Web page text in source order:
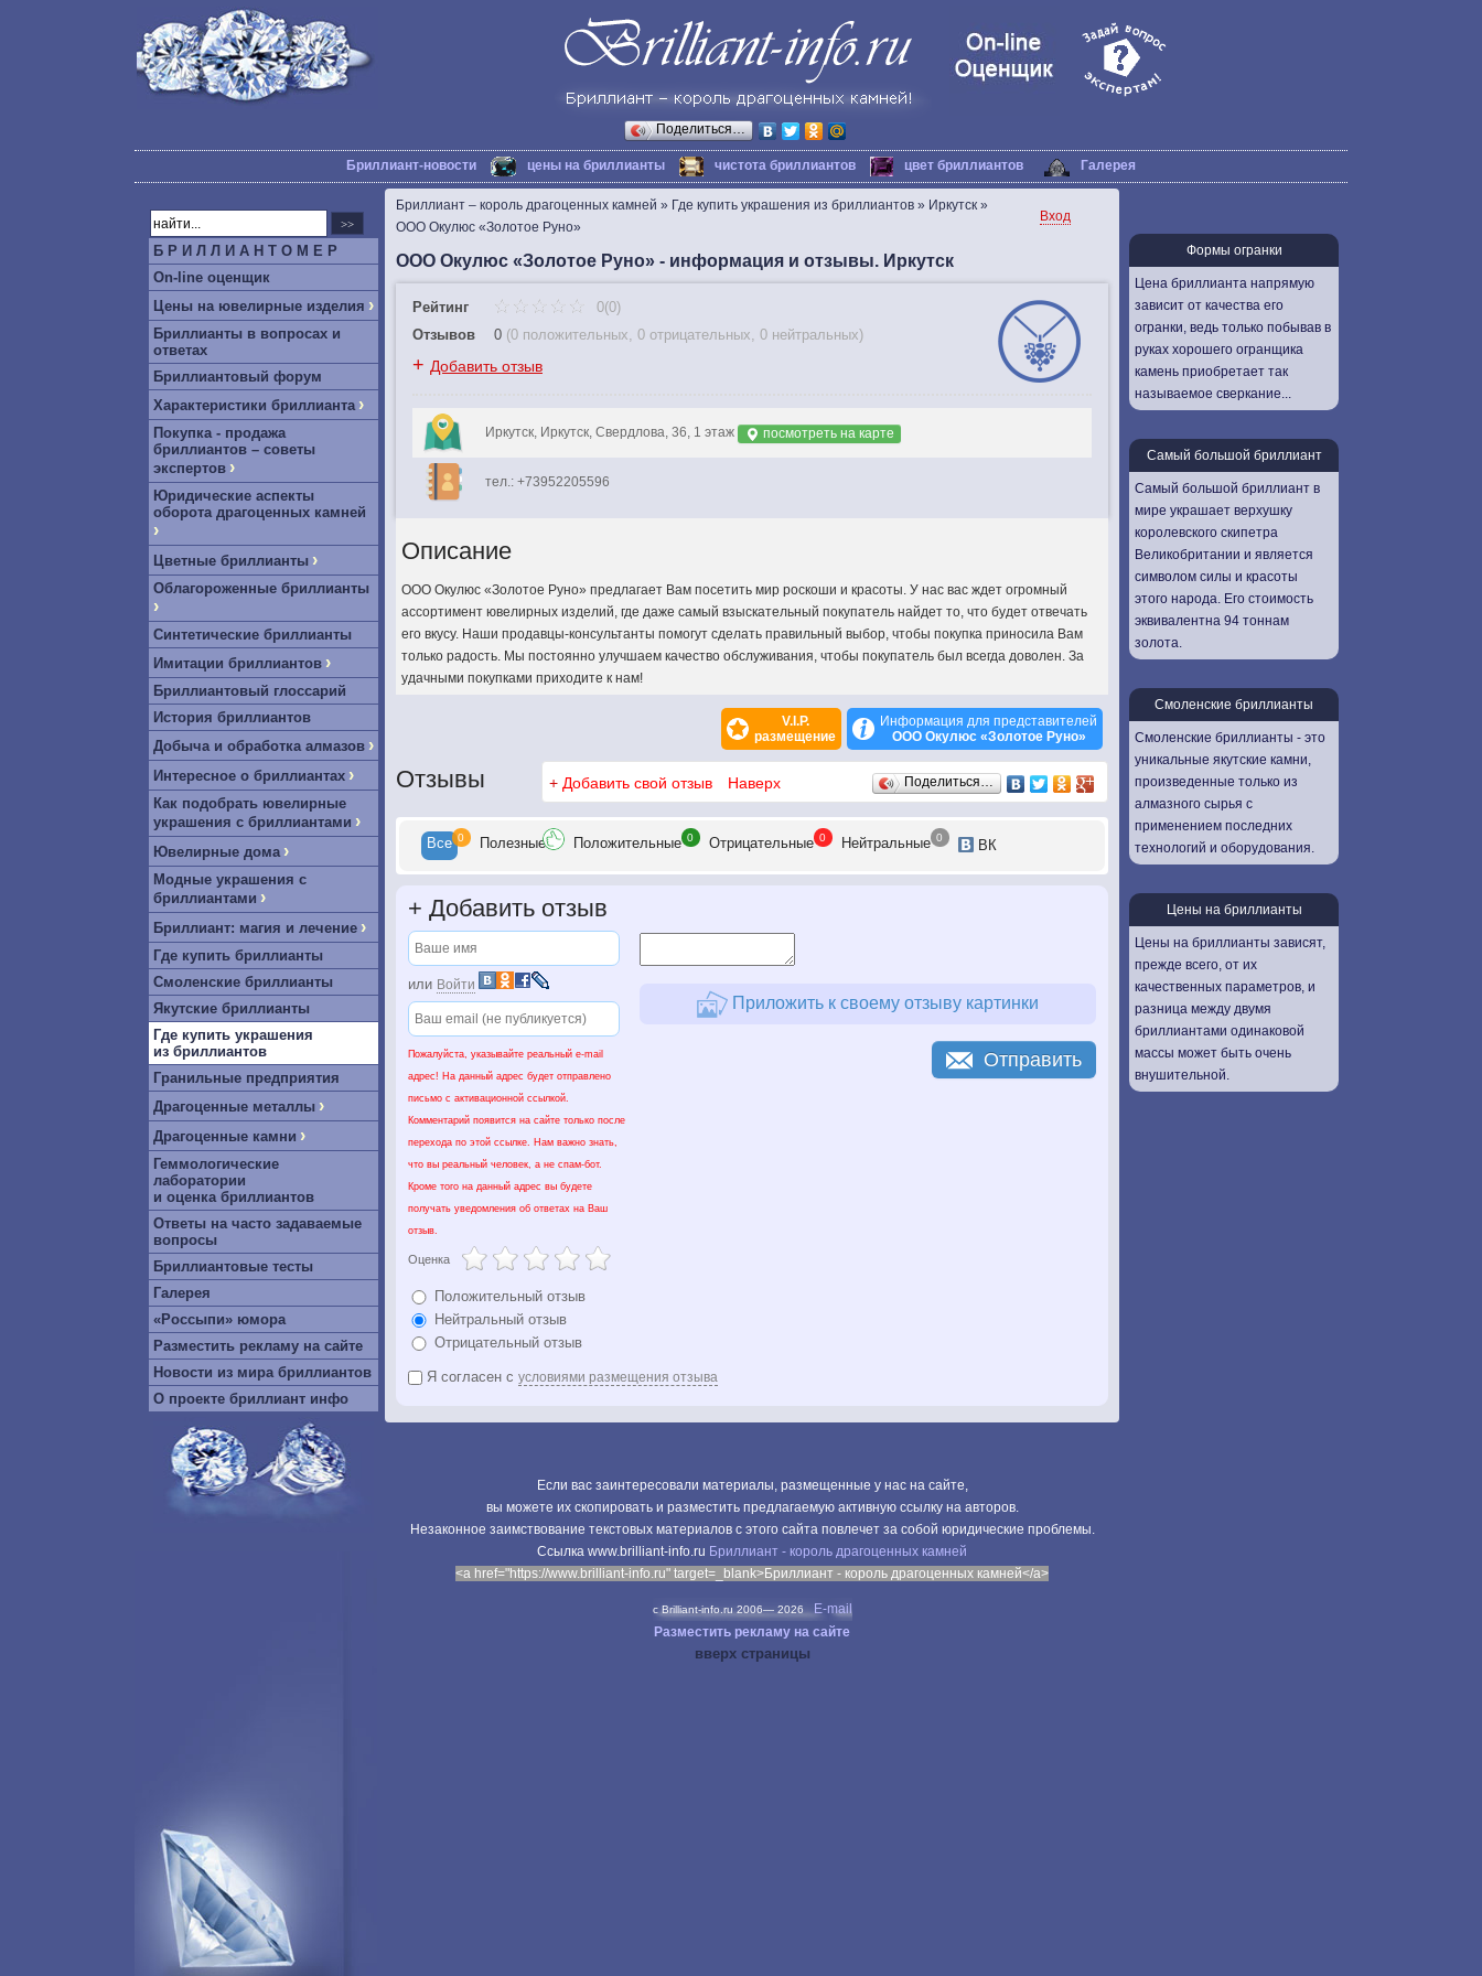
Поделиться…
Бриллиант-новости цены на бриллианты чистота бриллиантов цвет бриллиантов Галерея
Б Р И Л Л И А Н Т О М Е Р
On-line оценщик
Цены на ювелирные изделия ›
Бриллианты в вопросах и
ответах
Бриллиантовый форум
Характеристики бриллианта ›
Покупка - продажа
бриллиантов – советы
экспертов ›
Юридические аспекты
оборота драгоценных камней
›
Цветные бриллианты ›
Облагороженные бриллианты
›
Синтетические бриллианты
Имитации бриллиантов ›
Бриллиантовый глоссарий
История бриллиантов
Добыча и обработка алмазов ›
Интересное о бриллиантах ›
Как подобрать ювелирные
украшения с бриллиантами ›
Ювелирные дома ›
Модные украшения с
бриллиантами ›
Бриллиант: магия и лечение ›
Где купить бриллианты
Смоленские бриллианты
Якутские бриллианты
Где купить украшения
из бриллиантов
Гранильные предприятия
Драгоценные металлы ›
Драгоценные камни ›
Геммологические
лаборатории
и оценка бриллиантов
Ответы на часто задаваемые
вопросы
Бриллиантовые тесты
Галерея
«Россыпи» юмора
Разместить рекламу на сайте
Новости из мира бриллиантов
О проекте бриллиант инфо
Бриллиант – король драгоценных камней » Где купить украшения из бриллиантов » Иркутск »
ООО Окулюс «Золотое Руно»
Вход
ООО Окулюс «Золотое Руно» - информация и отзывы. Иркутск
Рейтинг
0(0)
Отзывов
0 (0 положительных, 0 отрицательных, 0 нейтральных)
+ Добавить отзыв
Иркутск, Иркутск, Свердлова, 36, 1 этаж посмотреть на карте
тел.: +73952205596
Описание
ООО Окулюс «Золотое Руно» предлагает Вам посетить мир роскоши и красоты. У нас вас ждет огромный
ассортимент ювелирных изделий, где даже самый взыскательный покупатель найдет то, что будет отвечать
его вкусу. Наши продавцы-консультанты помогут сделать правильный выбор, чтобы покупка приносила Вам
только радость. Мы постоянно улучшаем качество обслуживания, чтобы покупатель был всегда доволен. За
удачными покупками приходите к нам!
V.I.P.
размещение
Информация для представителей
ООО Окулюс «Золотое Руно»
Отзывы + Добавить свой отзыв Наверх Поделиться…
Все 0 Полезные Положительные 0 Отрицательные 0 Нейтральные 0 ВК
+ Добавить отзыв
или Войти
Пожалуйста, указывайте реальный e-mail
адрес! На данный адрес будет отправлено
письмо с активационной ссылкой.
Комментарий появится на сайте только после
перехода по этой ссылке. Нам важно знать,
что вы реальный человек, а не спам-бот.
Кроме того на данный адрес вы будете
получать уведомления об ответах на Ваш
отзыв.
Оценка
Положительный отзыв
Нейтральный отзыв
Отрицательный отзыв
Приложить к своему отзыву картинки
Я согласен с условиями размещения отзыва
Отправить
Если вас заинтересовали материалы, размещенные у нас на сайте,
вы можете их скопировать и разместить предлагаемую активную ссылку на авторов.
Незаконное заимствование текстовых материалов с этого сайта повлечет за собой юридические проблемы.
Cсылка www.brilliant-info.ru Бриллиант - король драгоценных камней
<a href="https://www.brilliant-info.ru" target=_blank>Бриллиант - король драгоценных камней</a>
c Brilliant-info.ru 2006— 2026
E-mail
Разместить рекламу на сайте
вверх страницы
Формы огранки
Цена бриллианта напрямую
зависит от качества его
огранки, ведь только побывав в
руках хорошего огранщика
камень приобретает так
называемое сверкание...
Самый большой бриллиант
Самый большой бриллиант в
мире украшает верхушку
королевского скипетра
Великобритании и является
символом силы и красоты
этого народа. Его стоимость
эквивалентна 94 тоннам
золота.
Смоленские бриллианты
Смоленские бриллианты - это
уникальные якутские камни,
произведенные только из
алмазного сырья с
применением последних
технологий и оборудования.
Цены на бриллианты
Цены на бриллианты зависят,
прежде всего, от их
качественных параметров, и
разница между двумя
бриллиантами одинаковой
массы может быть очень
внушительной.